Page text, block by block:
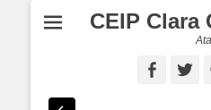
CEIP Clara